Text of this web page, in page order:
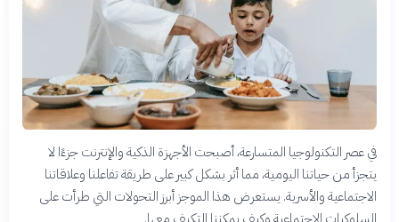
في عصر التكنولوجيا المتسارعة، أصبحت الأجهزة الذكية والإنترنت جزءًا لا
يتجزأ من حياتنا اليومية، مما أثر بشكل كبير على طريقة تفاعلنا وعلاقاتنا
الاجتماعية والأسرية. يستعرض هذا الموجز أبرز التحولات التي طرأت على